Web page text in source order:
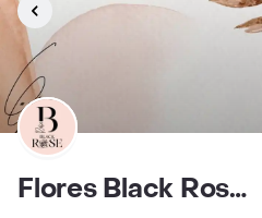
Flores Black Rose Bogota